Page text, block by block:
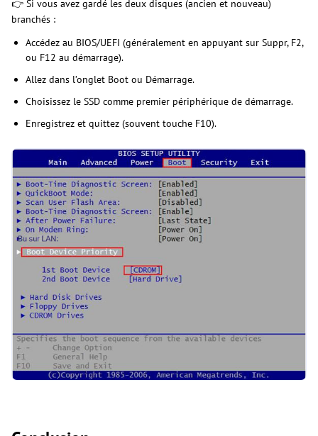
👉 Si vous avez gardé les deux disques (ancien et nouveau)
branchés :
Accédez au BIOS/UEFI (généralement en appuyant sur Suppr, F2,
ou F12 au démarrage).
Allez dans l’onglet Boot ou Démarrage.
Choisissez le SSD comme premier périphérique de démarrage.
Enregistrez et quittez (souvent touche F10).